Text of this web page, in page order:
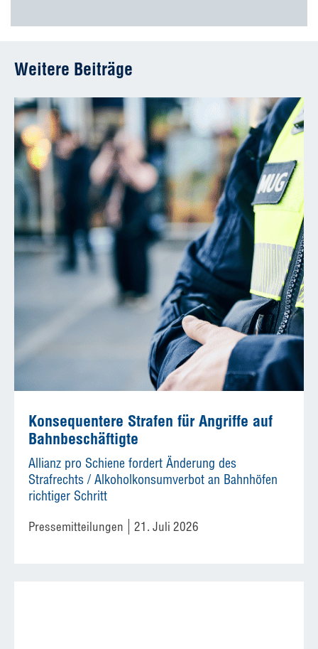
Weitere Beiträge
Konsequentere Strafen für Angriffe auf
Bahnbeschäftigte
Allianz pro Schiene fordert Änderung des
Strafrechts / Alkoholkonsumverbot an Bahnhöfen
richtiger Schritt
Pressemitteilungen 21. Juli 2026